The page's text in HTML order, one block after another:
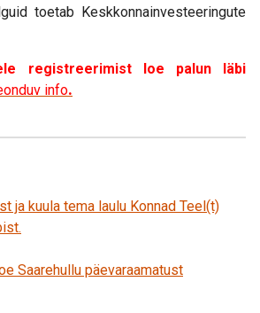
toetab Keskkonnainvesteeringute
registreerimist loe palun läbi
info.
ja kuula tema laulu Konnad Teel(t)
Saarehullu päevaraamatust